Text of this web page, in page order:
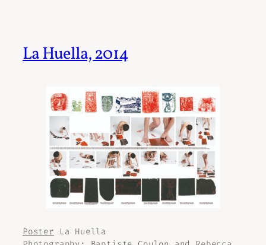
La Huella, 2014
Poster
La Huella